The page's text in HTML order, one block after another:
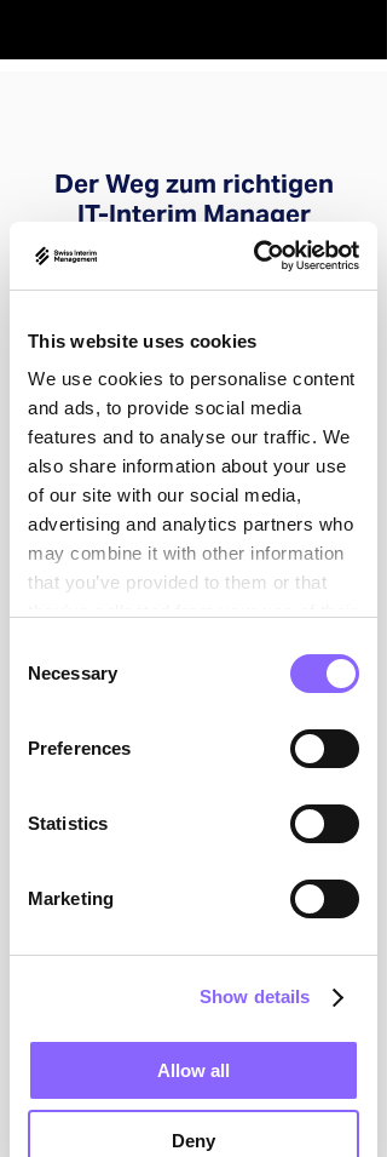
This website uses cookies
We use cookies to personalise content
and ads, to provide social media
features and to analyse our traffic. We
also share information about your use
of our site with our social media,
advertising and analytics partners who
may combine it with other information
that you’ve provided to them or that
Selection
Necessary
Preferences
Statistics
Marketing
Show details
Allow all
Deny
Der Weg zum richtigen
IT-Interim Manager
Das perfekte Match zwischen
zu finden, ist entscheidend. Für uns
ist dieser Weg ein zentraler Aspekt
unserer Dienstleistungen – präzise,
individuell und zielgerichtet.
1
Erstgespräch & Bedarfsanalyse
Ausführliches Erstgespräch und
konkreten Bedarfs.
Matching
Vorselektion mehrerer Kandidaten aus
unserem Netzwerk und unserer
Datenbank. Mehrstufiges Auswahl-